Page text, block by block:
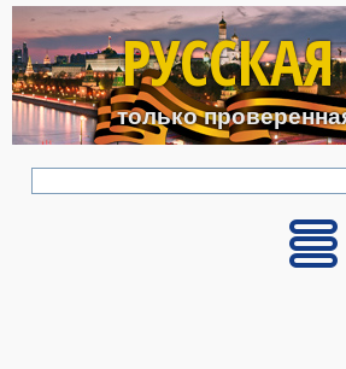
только